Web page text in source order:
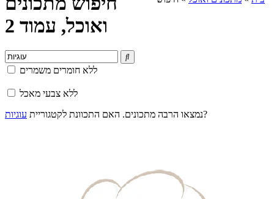
ואוכל, עמוד 2

ללא חומרים משמרים
ללא צבעי מאכל
נמצאו הרבה מתכונים. האם התכוונת לקטגוריית עוגיות ?